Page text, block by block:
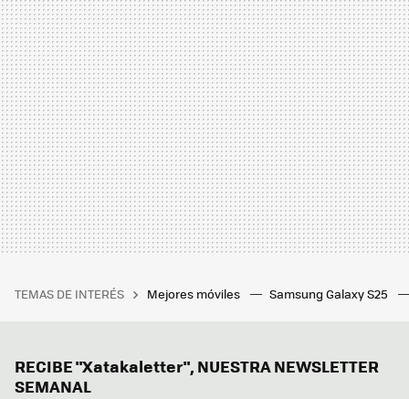
TEMAS DE INTERÉS Mejores móviles Samsung Galaxy S25
RECIBE "Xatakaletter", NUESTRA NEWSLETTER
SEMANAL